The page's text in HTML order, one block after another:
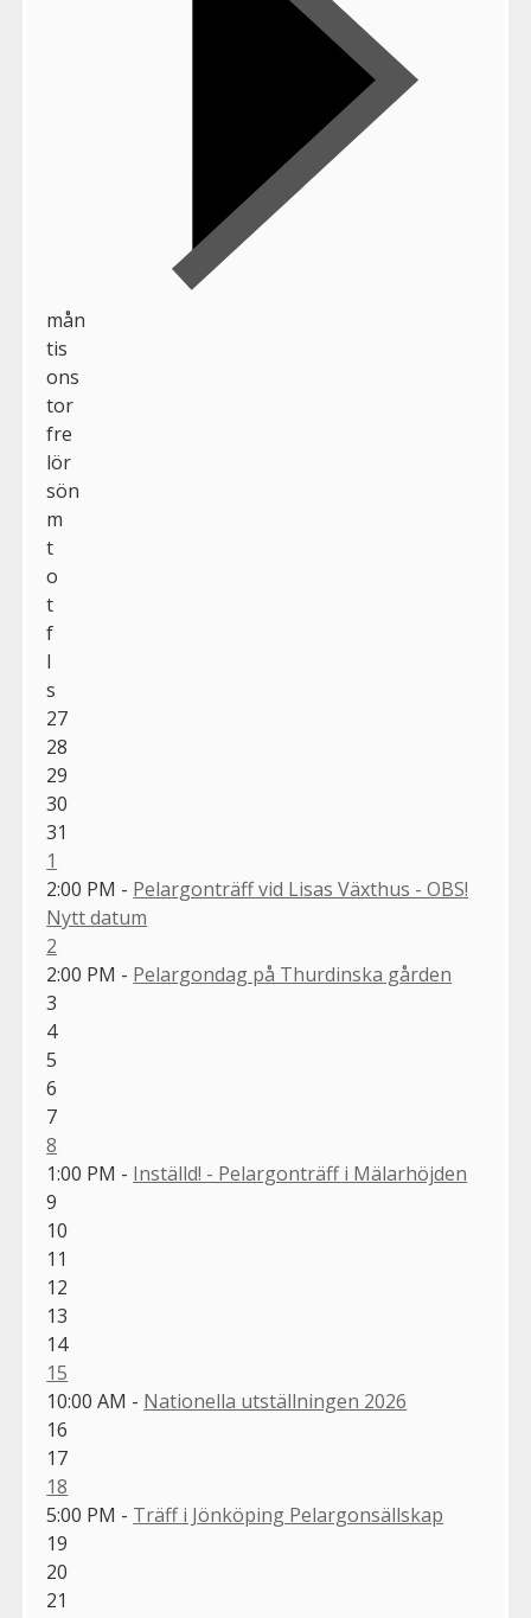
mån
tis
ons
tor
fre
lör
sön
m
t
o
t
f
l
s
27
28
29
30
31
1
2:00 PM - Pelargonträff vid Lisas Växthus - OBS!
Nytt datum
2
2:00 PM - Pelargondag på Thurdinska gården
3
4
5
6
7
8
1:00 PM - Inställd! - Pelargonträff i Mälarhöjden
9
10
11
12
13
14
15
10:00 AM - Nationella utställningen 2026
16
17
18
5:00 PM - Träff i Jönköping Pelargonsällskap
19
20
21